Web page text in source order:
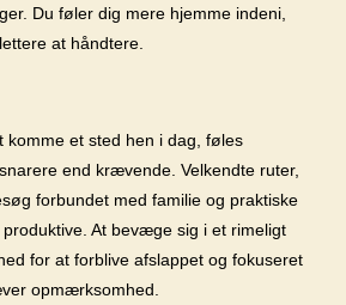
Du føler dig mere hjemme indeni,
at håndtere.
komme et sted hen i dag, føles
end krævende. Velkendte ruter,
forbundet med familie og praktiske
At bevæge sig i et rimeligt
for at forblive afslappet og fokuseret
opmærksomhed.